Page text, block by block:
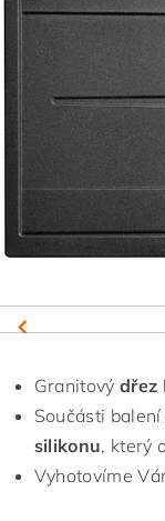
Granitový dřez
Součásti balení
silikonu, který
Vyhotovíme